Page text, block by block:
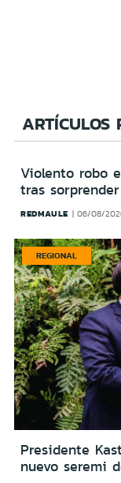
ARTÍCULOS
Violento robo
tras
REDMAULE 06/08/
REGIONAL
Presidente
nuevo seremi